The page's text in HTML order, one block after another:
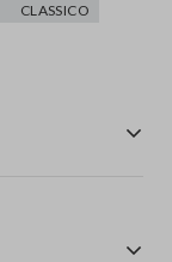
CLASSICO